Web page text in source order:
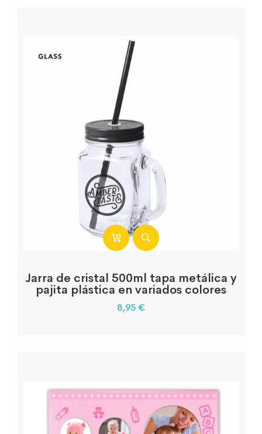
Jarra de cristal 500ml tapa metálica y
pajita plástica en variados colores
8,95 €